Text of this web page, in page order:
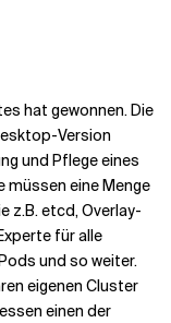
hat gewonnen. Die
Version
und Pflege eines
müssen eine Menge
z.B. etcd, Overlay-
für alle
und so weiter.
eigenen Cluster
einen der